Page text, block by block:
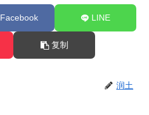
Facebook LINE
复制
润土